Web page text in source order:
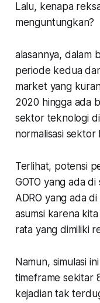
Lalu, kenapa
menguntungkan?
alasannya, dalam
periode kedua
market yang
2020 hingga ada
sektor teknologi
normalisasi
Terlihat, potensi
GOTO yang ada
ADRO yang ada
asumsi karena
rata yang dimiliki
Namun, simulasi
timeframe sekitar
kejadian tak